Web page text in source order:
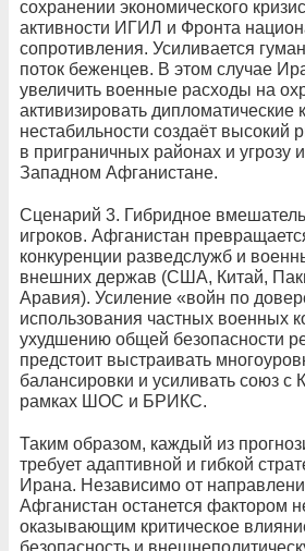
сохранении экономического
активности ИГИЛ и Фронта
сопротивления. Усиливается
поток беженцев. В этом случае
увеличить военные расходы на
активизировать дипломатические
нестабильности создаёт высокий
в приграничных районах и угрозу
Западном Афганистане.
Сценарий 3. Гибридное
игроков. Афганистан
конкуренции разведслужб и
внешних держав (США, Китай,
Аравия). Усиление «войн по
использования частных военных
ухудшению общей безопасности
предстоит выстраивать
балансировки и усиливать союз с
рамках ШОС и БРИКС.
Таким образом, каждый из
требует адаптивной и гибкой
Ирана. Независимо от
Афганистан останется фактором
оказывающим критическое
безопасность и